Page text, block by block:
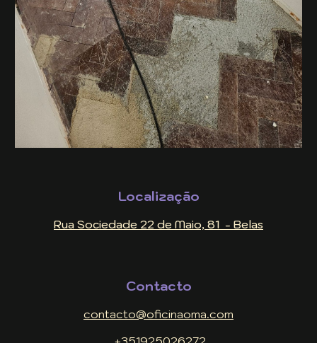
Localização
Rua Sociedade 22 de Maio, 81 - Belas
Contacto
contacto@oficinaoma.com